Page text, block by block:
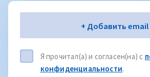
Электронная почта+ Добавить email
Я прочитал(а) и согласен(на) с
конфиденциальности.